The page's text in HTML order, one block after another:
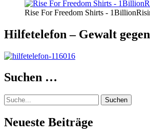
Rise For Freedom Shirts -
Hilfetelefon – Gewalt
Suchen …
Suche
Neueste Beiträge